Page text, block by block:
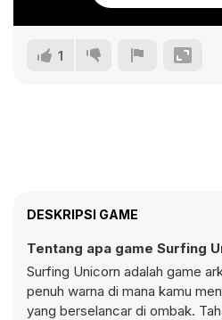
1
DESKRIPSI GAME
Tentang apa game Surfing
Surfing Unicorn adalah game
penuh warna di mana kamu
yang berselancar di ombak.